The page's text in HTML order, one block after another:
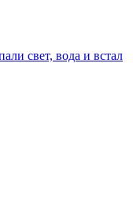
свет, вода и встал